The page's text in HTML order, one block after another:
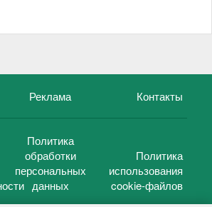
Реклама Контакты
Политика
обработки
персональных
данных
Политика
использования
cookie-файлов